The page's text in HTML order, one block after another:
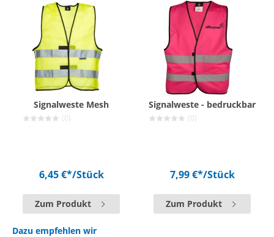
Signalweste Mesh
(0)
6,45 €*/Stück
Zum Produkt
Signalweste - bedruckbar
(0)
7,99 €*/Stück
Zum Produkt
Dazu empfehlen wir